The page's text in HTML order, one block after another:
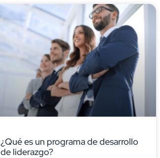
¿Qué es un programa de desarrollo
de liderazgo?